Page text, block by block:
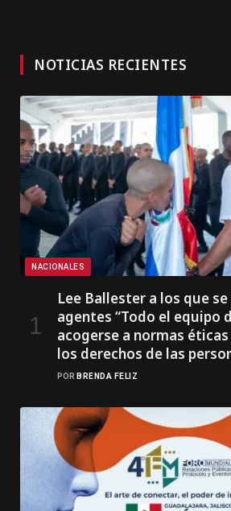
NOTICIAS RECIENTES
NACIONALES
Lee Ballester a los que
agentes “Todo el equipo
acogerse a normas
los derechos de las
POR BRENDA FELIZ